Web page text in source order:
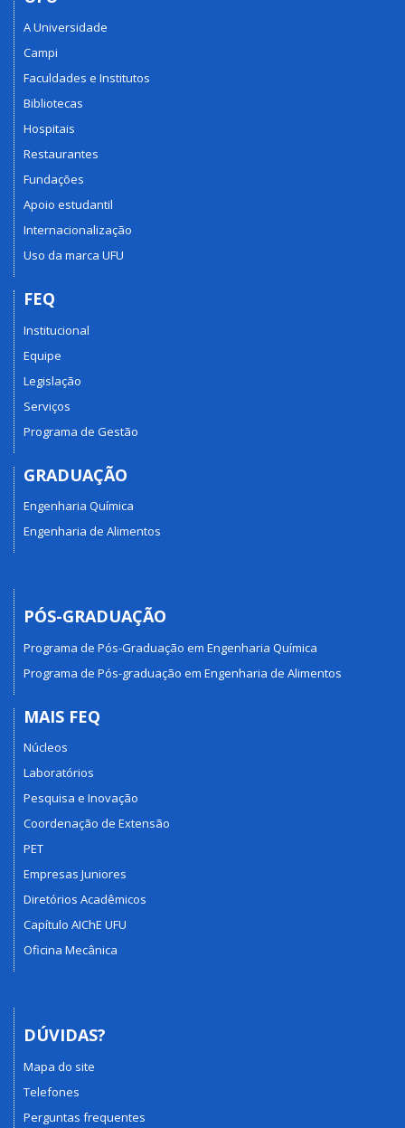
A Universidade
Campi
Faculdades e Institutos
Bibliotecas
Hospitais
Restaurantes
Fundações
Apoio estudantil
Internacionalização
Uso da marca UFU
FEQ
Institucional
Equipe
Legislação
Serviços
Programa de Gestão
GRADUAÇÃO
Engenharia Química
Engenharia de Alimentos
PÓS-GRADUAÇÃO
Programa de Pós-Graduação em Engenharia Química
Programa de Pós-graduação em Engenharia de Alimentos
MAIS FEQ
Núcleos
Laboratórios
Pesquisa e Inovação
Coordenação de Extensão
PET
Empresas Juniores
Diretórios Acadêmicos
Capítulo AIChE UFU
Oficina Mecânica
DÚVIDAS?
Mapa do site
Telefones
Perguntas frequentes